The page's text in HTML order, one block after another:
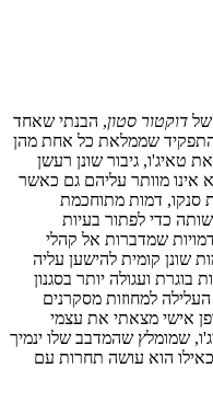
של דוקטור סטון, הבנתי שאחד
שממלאת כל אחת מהן
גיבור שונן רעשן
אינו מוותר עליהם גם כאשר
סנקו, דמות מתוחכמת
כדי לפתור בעיות
שמדברות אל קהלי
שונן קומית להישען עליה
בוגרת ועגולה יותר בסגנון
למחוזות מסקרנים
אישי מצאתי את עצמי
שמומלץ שהמדבב שלו ינמיך
הוא עושה תחרות עם